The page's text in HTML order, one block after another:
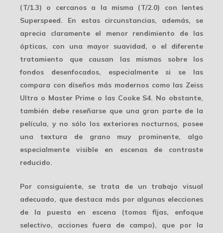
(T/1.3) o cercanos a la misma (T/2.0) con lentes
Superspeed. En estas circunstancias, además, se
aprecia claramente el menor rendimiento de las
ópticas, con una mayor suavidad, o el diferente
tratamiento que causan las mismas sobre los
fondos desenfocados, especialmente si se las
compara con diseños más modernos como las Zeiss
Ultra o Master Prime o las Cooke S4. No obstante,
también debe reseñarse que una gran parte de la
película, y no sólo los exteriores nocturnos, posee
una textura de grano muy prominente, algo
especialmente visible en escenas de contraste
reducido.
Por consiguiente, se trata de un trabajo visual
adecuado, que destaca más por algunas elecciones
de la puesta en escena (tomas fijas, enfoque
selectivo, acciones fuera de campo), que por la